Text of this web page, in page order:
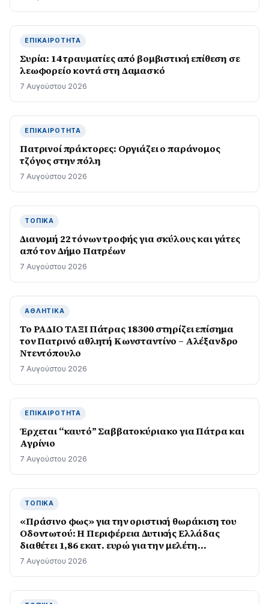
ΕΠΙΚΑΙΡΌΤΗΤΑ
Συρία: 14 τραυματίες από βομβιστική επίθεση σε
λεωφορείο κοντά στη Δαμασκό
7 Αυγούστου 2026
ΕΠΙΚΑΙΡΌΤΗΤΑ
Πατρινοί πράκτορες: Οργιάζει ο παράνομος
τζόγος στην πόλη
7 Αυγούστου 2026
ΤΟΠΙΚΆ
Διανομή 22 τόνων τροφής για σκύλους και γάτες
από τον Δήμο Πατρέων
7 Αυγούστου 2026
ΑΘΛΗΤΙΚΆ
Το ΡΑΔΙΟ ΤΑΞΙ Πάτρας 18300 στηρίζει επίσημα
τον Πατρινό αθλητή Κωνσταντίνο – Αλέξανδρο
Ντεντόπουλο
7 Αυγούστου 2026
ΕΠΙΚΑΙΡΌΤΗΤΑ
Έρχεται “καυτό” Σαββατοκύριακο για Πάτρα και
Αγρίνιο
7 Αυγούστου 2026
ΤΟΠΙΚΆ
«Πράσινο φως» για την οριστική θωράκιση του
Οδοντωτού: Η Περιφέρεια Δυτικής Ελλάδας
διαθέτει 1,86 εκατ. ευρώ για την μελέτη
επαναλειτουργίας του ιστορικού σιδηρόδρομου
7 Αυγούστου 2026